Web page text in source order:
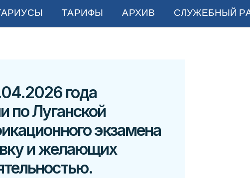
ТАРИФЫ АРХИВ СЛУЖЕБНЫЙ
года
по Луганской
экзамена
и желающих